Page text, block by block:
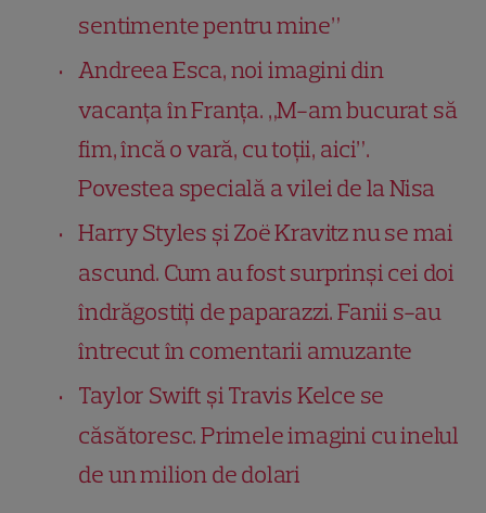
sentimente pentru mine”
Andreea Esca, noi imagini din
vacanța în Franța. „M-am bucurat să
fim, încă o vară, cu toții, aici”.
Povestea specială a vilei de la Nisa
Harry Styles și Zoë Kravitz nu se mai
ascund. Cum au fost surprinși cei doi
îndrăgostiți de paparazzi. Fanii s-au
întrecut în comentarii amuzante
Taylor Swift și Travis Kelce se
căsătoresc. Primele imagini cu inelul
de un milion de dolari